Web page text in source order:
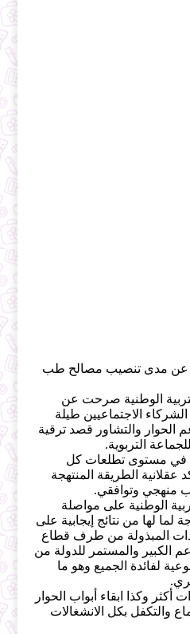
عن مدى تنصيب مصالح طب
الوطنية صرحت عن
الاجتماعيين طيلة
الحوار والتشاور قصد ترقية
التربوية.
في مستوى تطلعات كل
الطريقة المنتهجة
منهجي وتوافقي.
الوطنية على مواصلة
لما لها من نتائج إيجابية على
المبذولة من طرف قطاع
الكبير والمستمر للدولة من
لفائدة الجميع وهو ما
أكثر وكذا ابقاء أبواب الحوار
والتكفل بكل الانشغالات